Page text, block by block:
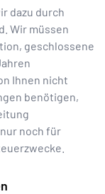
dazu durch
Wir müssen
geschlossene
Ihnen nicht
benötigen,
noch für